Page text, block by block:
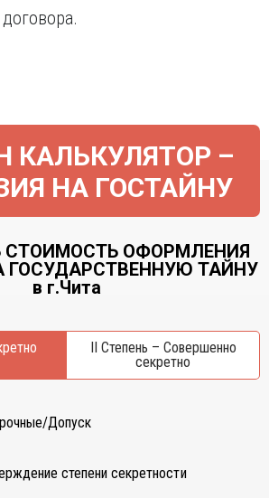
Челны
КАЛЬКУЛЯТОР –
НА ГОСТАЙНУ
СТОИМОСТЬ ОФОРМЛЕНИЯ
ГОСУДАРСТВЕННУЮ ТАЙНУ
в г.Чита
II Степень – Совершенно
секретно
Допуск
степени секретности